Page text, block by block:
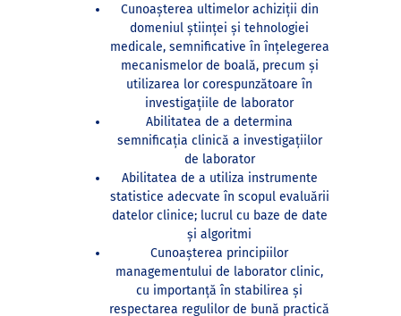
Cunoașterea ultimelor achiziții din
domeniul științei și tehnologiei
medicale, semnificative în înțelegerea
mecanismelor de boală, precum şi
utilizarea lor corespunzătoare în
investigațiile de laborator
Abilitatea de a determina
semnificația clinică a investigațiilor
de laborator
Abilitatea de a utiliza instrumente
statistice adecvate în scopul evaluării
datelor clinice; lucrul cu baze de date
și algoritmi
Cunoașterea principiilor
managementului de laborator clinic,
cu importanță în stabilirea și
respectarea regulilor de bună practică